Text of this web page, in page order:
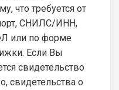
что требуется от
СНИЛС/ИНН,
или по форме
Если Вы
свидетельство
свидетельства о